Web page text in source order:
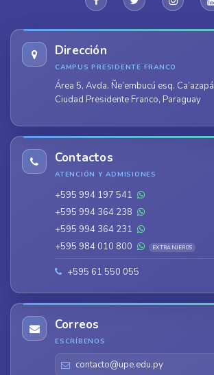
Dirección
CAMPUS PRESIDENTE FRANCO
Área 5, Avda. Ñe’embucú esq. Ca’azapá
Ciudad Presidente Franco, Paraguay
Contactos
ATENCIÓN Y ADMISIONES
+595 994 197 541
+595 994 364 238
+595 994 364 231
+595 984 010 800
EXTRANJEROS
+595 61 550 055
Correos
ESCRÍBENOS
contacto@upe.edu.py